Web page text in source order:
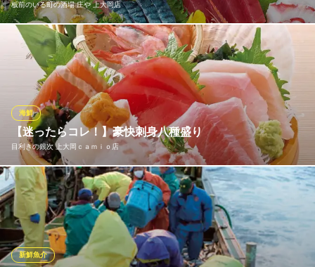
大衆 寿司 天ぷら 太郎丸 新店
寿司居酒屋＠上大岡
京急本線上大岡駅 徒歩1分
神奈川県横浜市港南区上大岡西1-10-9 桂ビル2F
板前のいる町の酒場 庄や 上大岡店
「庄や」と言えば、何と言っても魚介！魚介類は全国各地から旬
のものを目利きのある専門スタッフが厳選し、仕入れを行ってお
ります！そんな新鮮な魚の美味しさを楽しむなら、やっぱり刺身
がオススメ。単品ものから豪快な盛り合わせまで幅広くご用意し
ております。新鮮な海の幸を、ぜひ当店でご堪能ください。
板前のいる町の酒場 庄や 上大岡店
鮮魚と板前料理の居酒屋
横浜市営地下鉄上大岡駅 徒歩2分
神奈川県横浜市港南区上大岡西1-17-26 KTM ビル1F
【迷ったらコレ！】豪快刺身八種盛り
目利きの銀次 上大岡ｃａｍｉｏ店
海鮮
『豪快刺身八種盛り』海の幸を贅沢に使い、豪快に盛り付けたイ
チオシの刺身盛り。まぐろやサーモンなど色んな魚介を楽しむな
らこちらがおすすめ！2～3名で美味しく楽しめます♪おいしい魚料
理をぜひ当店でご堪能ください。※季節や仕入れの状況により内容
が変わる場合があります。
新鮮魚介